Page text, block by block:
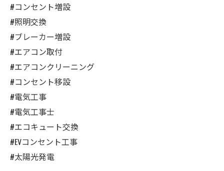
#コンセント増設
#照明交換
#ブレーカー増設
#エアコン取付
#エアコンクリーニング
#コンセント移設
#電気工事
#電気工事士
#エコキュート交換
#EVコンセント工事
#太陽光発電